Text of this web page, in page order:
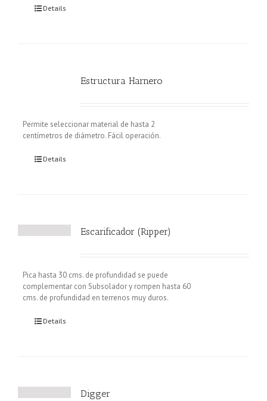
Details
Estructura Harnero
Permite seleccionar material de hasta 2
centímetros de diámetro. Fácil operación.
Details
Escarificador (Ripper)
Pica hasta 30 cms. de profundidad se puede
complementar con Subsolador y rompen hasta 60
cms. de profundidad en terrenos muy duros.
Details
Digger